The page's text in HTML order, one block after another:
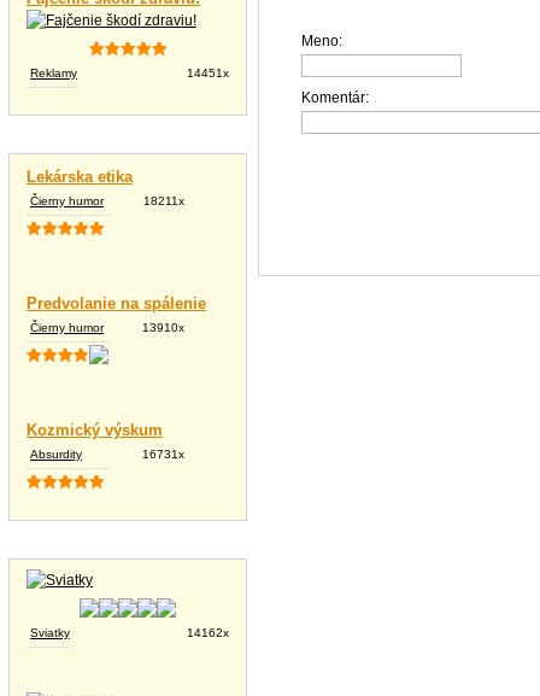
Reklamy 14451x
Lekárska etika
Čierny humor 18211x
Predvolanie na spálenie
Čierny humor 13910x
Kozmický výskum
Absurdity 16731x
Sviatky 14162x
Meno:
Komentár: